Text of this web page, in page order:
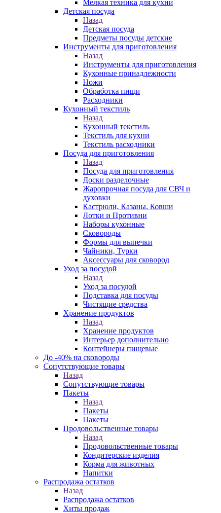
Мелкая техника для кухни
Детская посуда
Назад
Детская посуда
Предметы посуды детские
Инструменты для приготовления
Назад
Инструменты для приготовления
Кухонные принадлежности
Ножи
Обработка пищи
Расходники
Кухонный текстиль
Назад
Кухонный текстиль
Текстиль для кухни
Текстиль расходники
Посуда для приготовления
Назад
Посуда для приготовления
Доски разделочные
Жаропрочная посуда для СВЧ и
духовки
Кастрюли, Казаны, Ковши
Лотки и Противни
Наборы кухонные
Сковороды
Формы для выпечки
Чайники, Турки
Аксессуары для сковород
Уход за посудой
Назад
Уход за посудой
Подставка для посуды
Чистящие средства
Хранение продуктов
Назад
Хранение продуктов
Интерьер дополнительно
Контейнеры пищевые
До -40% на сковороды
Сопутствующие товары
Назад
Сопутствующие товары
Пакеты
Назад
Пакеты
Пакеты
Продовольственные товары
Назад
Продовольственные товары
Кондитерские изделия
Корма для животных
Напитки
Распродажа остатков
Назад
Распродажа остатков
Хиты продаж